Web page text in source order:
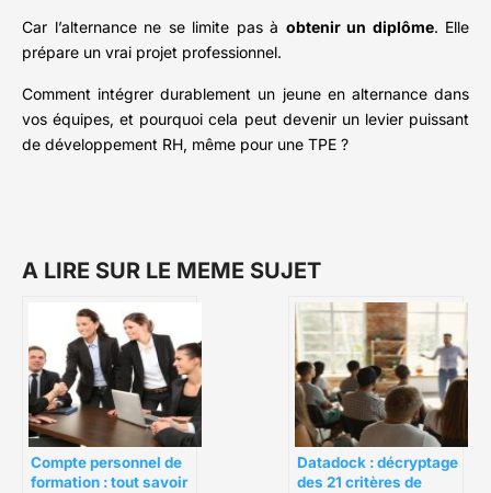
Car l’alternance ne se limite pas à obtenir un diplôme. Elle
prépare un vrai projet professionnel.
Comment intégrer durablement un jeune en alternance dans
vos équipes, et pourquoi cela peut devenir un levier puissant
de développement RH, même pour une TPE ?
A LIRE SUR LE MEME SUJET
Compte personnel de
formation : tout savoir
Datadock : décryptage
des 21 critères de